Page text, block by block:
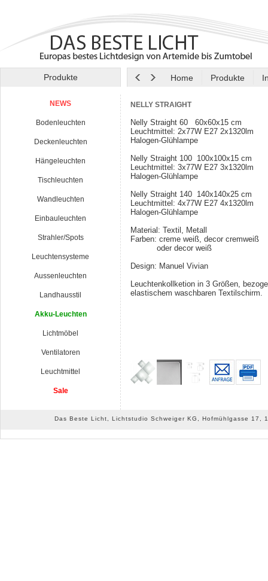
Produkte Home Produkte
NEWS
Bodenleuchten
Deckenleuchten
Hängeleuchten
Tischleuchten
Wandleuchten
Einbauleuchten
Strahler/Spots
Leuchtensysteme
Aussenleuchten
Landhausstil
Akku-Leuchten
Lichtmöbel
Ventilatoren
Leuchtmittel
Sale
NELLY STRAIGHT
Nelly Straight 60 60x60x15 cm
Leuchtmittel: 2x77W E27 2x1320lm
Halogen-Glühlampe
Nelly Straight 100 100x100x15 cm
Leuchtmittel: 3x77W E27 3x1320lm
Halogen-Glühlampe
Nelly Straight 140 140x140x25 cm
Leuchtmittel: 4x77W E27 4x1320lm
Halogen-Glühlampe
Material: Textil, Metall
Farben: creme weiß, decor cremweiß
oder decor weiß
Design: Manuel Vivian
Leuchtenkollketion in 3 Größen,
elastischem waschbaren Textilschirm.
Das Beste Licht, Lichtstudio Schweiger KG, Hofmühlgasse